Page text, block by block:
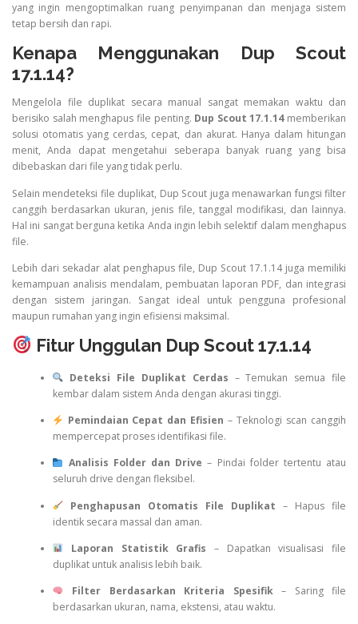
yang ingin mengoptimalkan ruang penyimpanan dan menjaga sistem
tetap bersih dan rapi.
Kenapa Menggunakan Dup Scout
17.1.14?
Mengelola file duplikat secara manual sangat memakan waktu dan
berisiko salah menghapus file penting. Dup Scout 17.1.14memberikan
solusi otomatis yang cerdas, cepat, dan akurat. Hanya dalam hitungan
menit, Anda dapat mengetahui seberapa banyak ruang yang bisa
dibebaskan dari file yang tidak perlu.
Selain mendeteksi file duplikat, Dup Scout juga menawarkan fungsi filter
canggih berdasarkan ukuran, jenis file, tanggal modifikasi, dan lainnya.
Hal ini sangat berguna ketika Anda ingin lebih selektif dalam menghapus
file.
Lebih dari sekadar alat penghapus file, Dup Scout 17.1.14 juga memiliki
kemampuan analisis mendalam, pembuatan laporan PDF, dan integrasi
dengan sistem jaringan. Sangat ideal untuk pengguna profesional
maupun rumahan yang ingin efisiensi maksimal.
Fitur Unggulan Dup Scout 17.1.14
Deteksi File Duplikat Cerdas – Temukan semua file
kembar dalam sistem Anda dengan akurasi tinggi.
Pemindaian Cepat dan Efisien – Teknologi scan canggih
mempercepat proses identifikasi file.
Analisis Folder dan Drive – Pindai folder tertentu atau
seluruh drive dengan fleksibel.
Penghapusan Otomatis File Duplikat – Hapus file
identik secara massal dan aman.
Laporan Statistik Grafis – Dapatkan visualisasi file
duplikat untuk analisis lebih baik.
Filter Berdasarkan Kriteria Spesifik– Saring file
berdasarkan ukuran, nama, ekstensi, atau waktu.